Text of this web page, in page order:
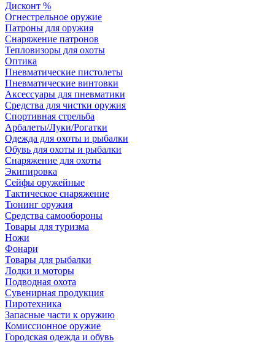
Дисконт %
Огнестрельное оружие
Патроны для оружия
Снаряжение патронов
Тепловизоры для охоты
Оптика
Пневматические пистолеты
Пневматические винтовки
Аксессуары для пневматики
Средства для чистки оружия
Спортивная стрельба
Арбалеты/Луки/Рогатки
Одежда для охоты и рыбалки
Обувь для охоты и рыбалки
Снаряжение для охоты
Экипировка
Сейфы оружейные
Тактическое снаряжение
Тюнинг оружия
Средства самообороны
Товары для туризма
Ножи
Фонари
Товары для рыбалки
Лодки и моторы
Подводная охота
Сувенирная продукция
Пиротехника
Запасные части к оружию
Комиссионное оружие
Городская одежда и обувь